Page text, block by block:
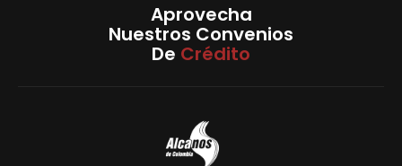
Aprovecha
Nuestros Convenios
De Crédito